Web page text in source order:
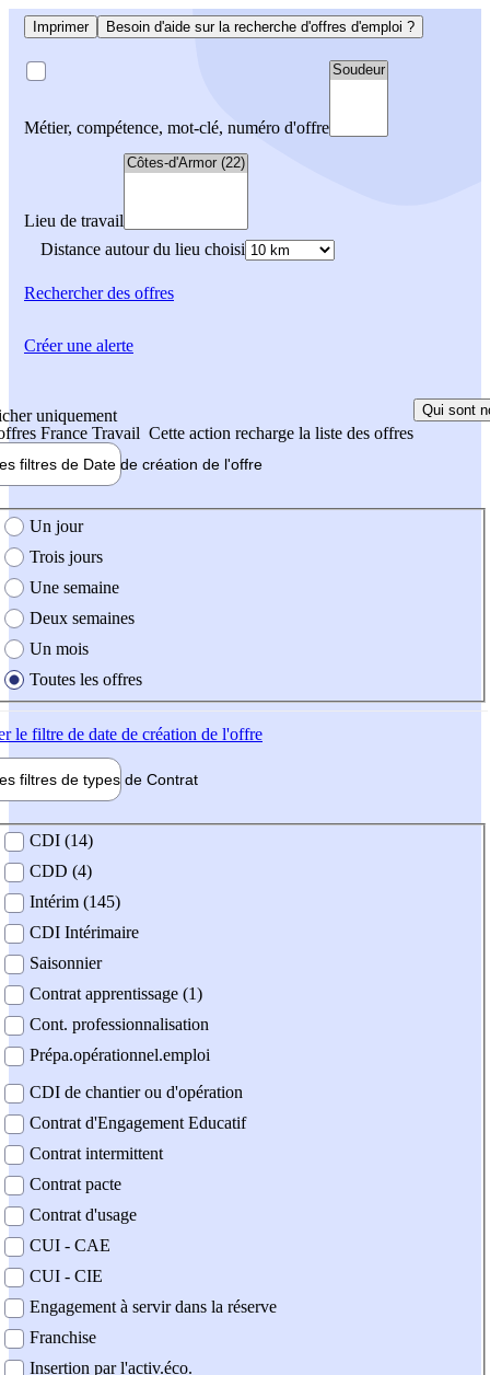
Imprimer Besoin d'aide sur la recherche d'offres d'emploi ?
Métier, compétence, mot-clé, numéro d'offre
Lieu de travail
Distance autour du lieu choisi
Rechercherdes offres
uniquement
France Travail Cette action recharge la liste des offres
Qui sont
filtres de Date de création de l'offre
création de l'offre
Un jour
Trois jours
Une semaine
Deux semaines
Un mois
Toutes les offres
le filtre de date de création de l'offre
filtres de types de Contrat
contrat
CDI (14)
CDD (4)
Intérim (145)
CDI Intérimaire
Saisonnier
Contrat apprentissage (1)
Cont. professionnalisation
Prépa.opérationnel.emploi
CDI de chantier ou d'opération
Contrat d'Engagement Educatif
Contrat intermittent
Contrat pacte
Contrat d'usage
CUI - CAE
CUI - CIE
Engagement à servir dans la réserve
Franchise
Insertion par l'activ.éco.
Créer une alerte